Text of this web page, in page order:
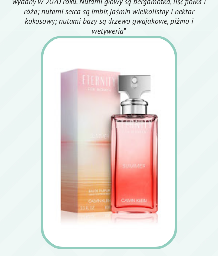
róża; nutami serca są imbir, jaśmin wielkolistny i nektar
kokosowy; nutami bazy są drzewo gwajakowe, piżmo i
wetyweria"